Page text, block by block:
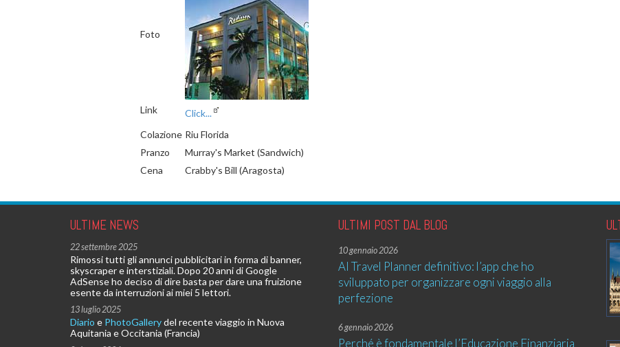
Foto
Link
Click...
Colazione Riu Florida
Pranzo
Murray's Market (Sandwich)
Cena
Crabby's Bill (Aragosta)
ULTIME NEWS
22 settembre 2025
Rimossi tutti gli annunci pubblicitari in forma di banner,
skyscraper e interstiziali. Dopo 20 anni di Google
AdSense ho deciso di dire basta per dare una fruizione
esente da interruzioni ai miei 5 lettori.
13 luglio 2025
Diario e PhotoGallerydel recente viaggio in Nuova
Aquitania e Occitania (Francia)
ULTIMI POST DAL BLOG
10 gennaio 2026
AI Travel Planner definitivo: l’app che ho
sviluppato per organizzare ogni viaggio alla
perfezione
6 gennaio 2026
Perché è fondamentale l’Educazione Finanziaria